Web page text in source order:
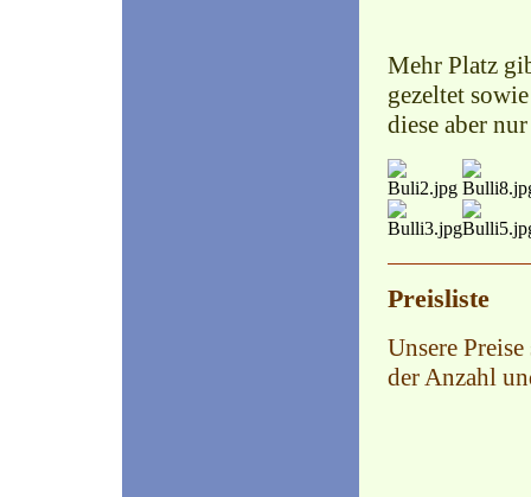
Mehr Platz
gezeltet
diese aber
Preisliste
Unsere
der Anzahl